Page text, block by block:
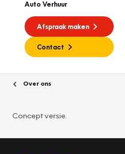
Auto Verhuur
Afspraak maken
Contact
Over ons
Concept versie.